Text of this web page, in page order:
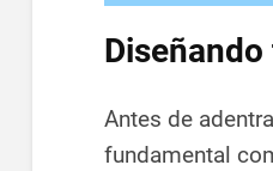
Antes de
fundamental